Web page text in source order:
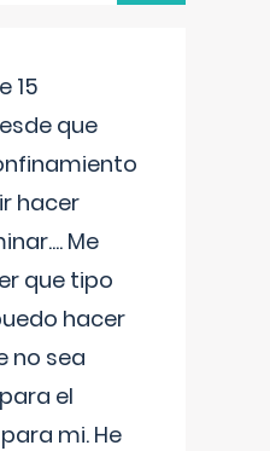
15
que
hacer
Me
que tipo
hacer
no sea
el
mi. He